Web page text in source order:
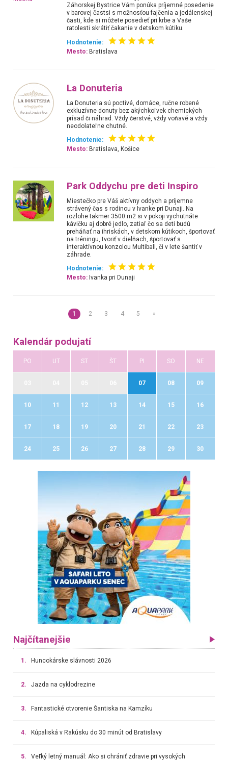
Záhorskej Bystrice Vám ponúka príjemné posedenie
v barovej častsi s možnosťou fajčenia a jedálenskej
časti, kde si môžete posedieť pri krbe a Vaše
ratolesti skrátiť čakanie v detskom kútiku.
Hodnotenie:
Mesto: Bratislava
La Donuteria
La Donuteria sú poctivé, domáce, ručne robené
exkluzívne donuty bez akýchkoľvek chemických
prísad či náhrad. Vždy čerstvé, vždy voňavé a vždy
neodolateľne chutné.
Hodnotenie:
Mesto: Bratislava, Košice
Park Oddychu pre deti Inspiro
Miestečko pre Váš aktívny oddych a príjemne
strávený čas s rodinou v Ivanke pri Dunaji. Na
rozlohe takmer 3500 m2 si v pokoji vychutnáte
kávičku aj dobré jedlo, zatiaľ čo sa deti budú
preháňať na ihriskách, v detskom kútikoch, športovať
na tréningu, tvoriť v dielňach, športovať s
interaktívnou konzolou Multiball, či v lete šantiť v
záhrade.
Hodnotenie:
Mesto: Ivanka pri Dunaji
1 2 3 4 5 »
Kalendár podujatí
PO UT ST ŠT PI SO NE
07 08 09
10 11 12 13 14 15 16
17 18 19 20 21 22 23
24 25 26 27 28 29 30
Najčítanejšie
1. Huncokárske slávnosti 2026
2. Jazda na cyklodrezine
3. Fantastické otvorenie Šantiska na Kamzíku
4. Kúpaliská v Rakúsku do 30 minút od Bratislavy
5.
Veľký letný manuál: Ako si chrániť zdravie pri vysokých